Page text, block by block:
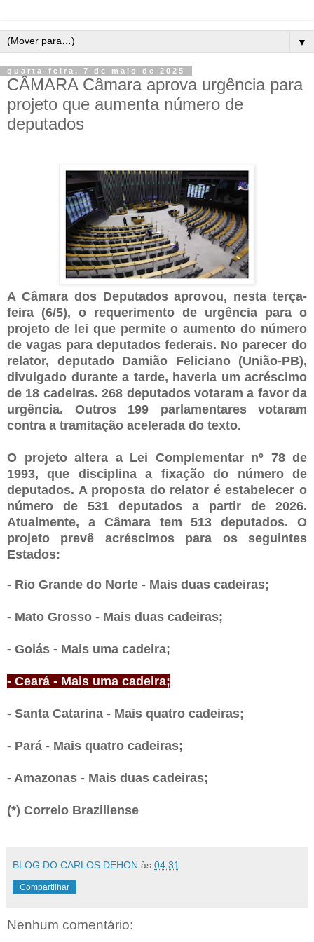
▼
quarta-feira, 7 de maio de 2025
CÂMARA Câmara aprova urgência para
projeto que aumenta número de
deputados
A Câmara dos Deputados aprovou, nesta terça-
feira (6/5), o requerimento de urgência para o
projeto de lei que permite o aumento do número
de vagas para deputados federais. No parecer do
relator, deputado Damião Feliciano (União-PB),
divulgado durante a tarde, haveria um acréscimo
de 18 cadeiras. 268 deputados votaram a favor da
urgência. Outros 199 parlamentares votaram
contra a tramitação acelerada do texto.
O projeto altera a Lei Complementar nº 78 de
1993, que disciplina a fixação do número de
deputados. A proposta do relator é estabelecer o
número de 531 deputados a partir de 2026.
Atualmente, a Câmara tem 513 deputados. O
projeto prevê acréscimos para os seguintes
Estados:
- Rio Grande do Norte - Mais duas cadeiras;
- Mato Grosso - Mais duas cadeiras;
- Goiás - Mais uma cadeira;
- Ceará - Mais uma cadeira;
- Santa Catarina - Mais quatro cadeiras;
- Pará - Mais quatro cadeiras;
- Amazonas - Mais duas cadeiras;
(*) Correio Braziliense
BLOG DO CARLOS DEHON às 04:31
Compartilhar
Nenhum comentário: